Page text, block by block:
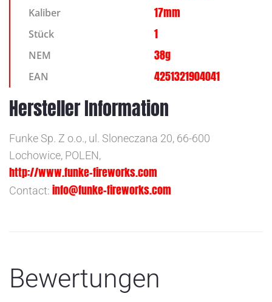
Kaliber 17mm
Stück 1
NEM 38g
EAN 4251321904041
Hersteller Information
Funke Sp. Z o.o., ul. Sloneczana 20, 66-600
Lochowice, POLEN,
http://www.funke-fireworks.com
Contact: info@funke-fireworks.com
Bewertungen